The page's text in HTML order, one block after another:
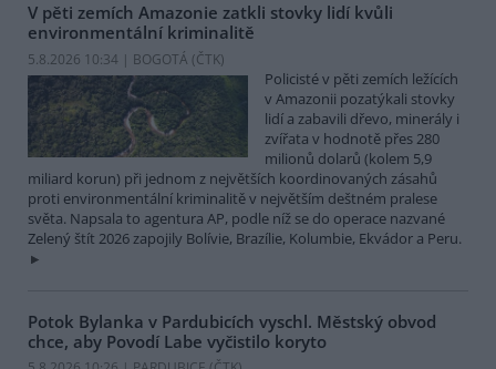
V pěti zemích Amazonie zatkli stovky lidí kvůli
environmentální kriminalitě
5.8.2026 10:34 | BOGOTÁ (ČTK)
Policisté v pěti zemích ležících
v Amazonii pozatýkali stovky
lidí a zabavili dřevo, minerály i
zvířata v hodnotě přes 280
milionů dolarů (kolem 5,9
miliard korun) při jednom z největších koordinovaných zásahů
proti environmentální kriminalitě v největším deštném pralese
světa. Napsala to agentura AP, podle níž se do operace nazvané
Zelený štít 2026 zapojily Bolívie, Brazílie, Kolumbie, Ekvádor a Peru.
Potok Bylanka v Pardubicích vyschl. Městský obvod
chce, aby Povodí Labe vyčistilo koryto